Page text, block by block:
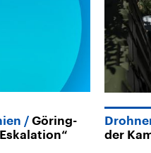
Göring-
der